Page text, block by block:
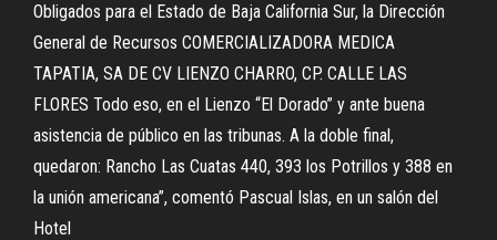
Obligados para el Estado de Baja California Sur, la Dirección
General de Recursos COMERCIALIZADORA MEDICA
TAPATIA, SA DE CV LIENZO CHARRO, CP. CALLE LAS
FLORES Todo eso, en el Lienzo “El Dorado” y ante buena
asistencia de público en las tribunas. A la doble final,
quedaron: Rancho Las Cuatas 440, 393 los Potrillos y 388 en
la unión americana”, comentó Pascual Islas, en un salón del
Hotel